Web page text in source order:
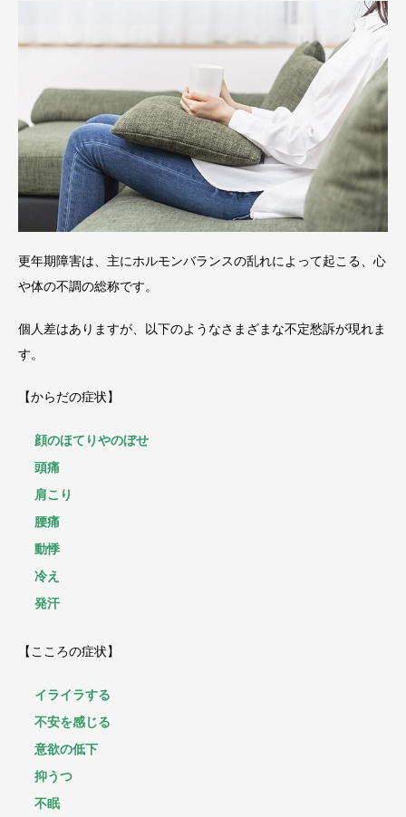
更年期障害は、主にホルモンバランスの乱れによって起こる、心
や体の不調の総称です。
個人差はありますが、以下のようなさまざまな不定愁訴が現れま
す。
【からだの症状】
顔のほてりやのぼせ
頭痛
肩こり
腰痛
動悸
冷え
発汗
【こころの症状】
イライラする
不安を感じる
意欲の低下
抑うつ
不眠